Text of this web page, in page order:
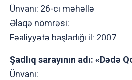
Ünvanı: 26-cı məhəllə
Əlaqə nömrəsi:
Fəaliyyətə başladığı il: 2007
Şadlıq sarayının adı: «Dədə
Ünvanı: